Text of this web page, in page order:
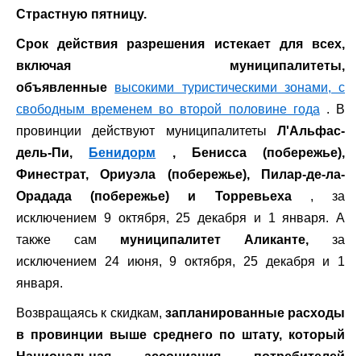
Страстную пятницу.
Срок действия разрешения истекает для всех,
включая муниципалитеты,
объявленные высокими туристическими зонами, с
свободным временем во второй половине года . В
провинции действуют муниципалитеты Л'Альфас-
дель-Пи,
Бенидорм , Бенисса (побережье),
Финестрат, Ориуэла (побережье), Пилар-де-ла-
Орадада (побережье) и Торревьеха, за
исключением 9 октября, 25 декабря и 1 января. А
также сам муниципалитет Аликанте, за
исключением 24 июня, 9 октября, 25 декабря и 1
января.
Возвращаясь к скидкам, запланированные расходы
в провинции выше среднего по штату, который